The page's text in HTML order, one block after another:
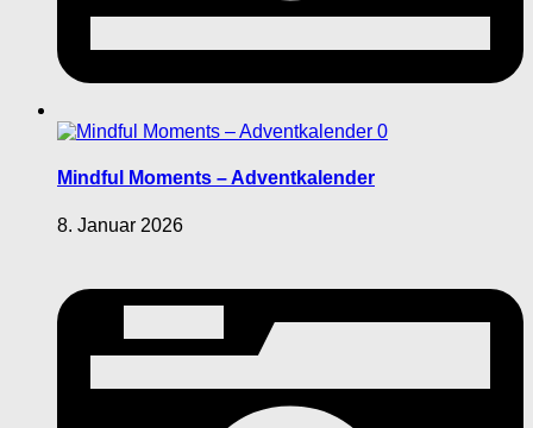
0
Mindful Moments – Adventkalender
8. Januar 2026